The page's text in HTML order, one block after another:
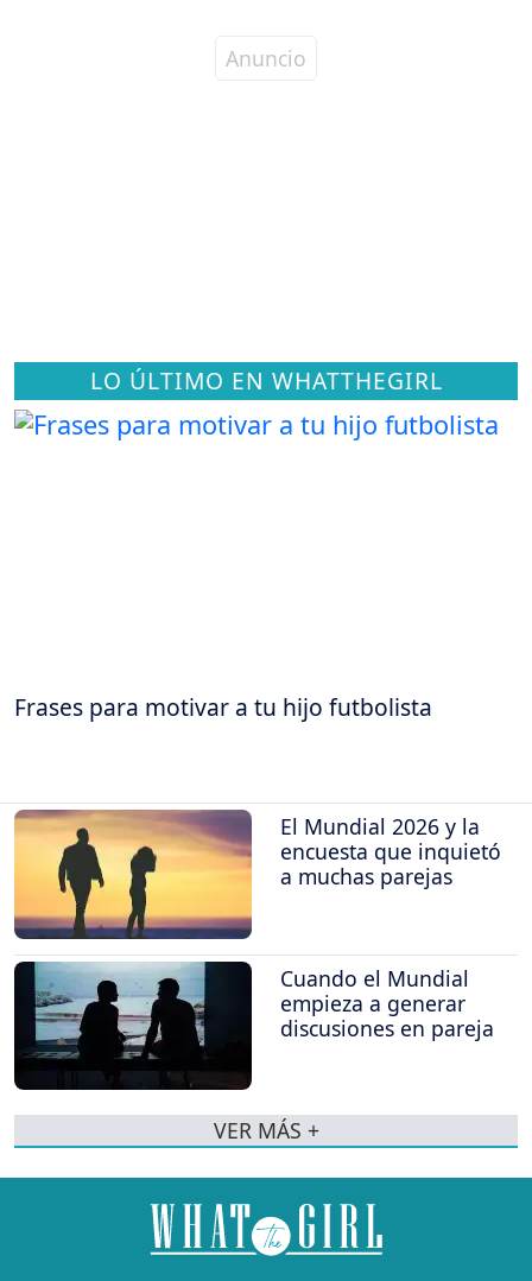
LO ÚLTIMO EN WHATTHEGIRL
Frases para motivar a tu hijo futbolista
El Mundial 2026 y la
encuesta que inquietó
a muchas parejas
Cuando el Mundial
empieza a generar
discusiones en pareja
VER MÁS +